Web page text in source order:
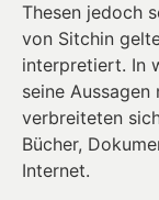
Thesen jedoch
von Sitchin
interpretiert. In
seine
verbreiteten
Bücher,
Internet.